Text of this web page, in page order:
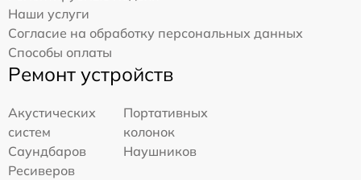
Наши услуги
Согласие на обработку персональных данных
Способы оплаты
Ремонт устройств
Акустических
систем
Портативных
колонок
Саундбаров
Наушников
Ресиверов